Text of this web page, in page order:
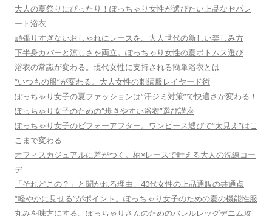
ン
大人の夏祭りにぴったり！ぽっちゃり女性が選びたい上品なセパレ
ート浴衣
頑張りすぎないおしゃれにレースを。大人世代の新しい楽しみ方
下半身カバーと涼しさを両立。ぽっちゃり女性の夏ボトムス選び
浴衣の常識が変わる。現代女性に支持される簡単浴衣とは
“いつもの服”が変わる。大人女性の刺繍服レイヤード術
ぽっちゃり女子の夏ファッションは“汗ジミ対策”で快適さが変わる！
ぽっちゃり女子のための“歩きやすい浴衣”選び講座
ぽっちゃり女子のビフォーアフター。ワンピース選びで“太見え”はこ
こまで変わる
オフィスカジュアルに差がつく。柄×レースで叶える大人の洗練コー
デ
「それどこの？」と聞かれる理由。40代女性の上品通販の共通点
“軽やかに見せる”がポイント。ぽっちゃり女子のための夏の機能性服
丸みを味方にする。ぽっちゃりさんのためのバレルレッグデニム攻